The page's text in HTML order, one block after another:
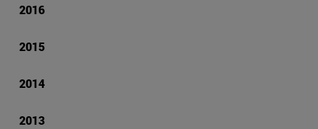
2016
2015
2014
2013